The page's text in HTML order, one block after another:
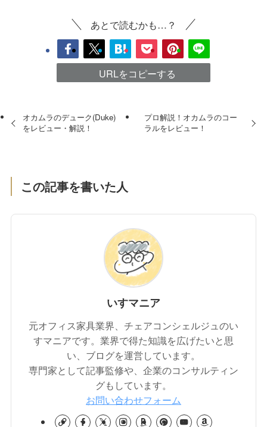
あとで読むかも…？
URLをコピーする
オカムラのデューク(Duke)
をレビュー・解説！
プロ解説！オカムラのコー
ラルをレビュー！
この記事を書いた人
いすマニア
元オフィス家具業界、チェアコンシェルジュのい
すマニアです。業界で得た知識を広げたいと思
い、ブログを運営しています。
専門家として記事監修や、企業のコンサルティン
グもしています。
お問い合わせフォーム